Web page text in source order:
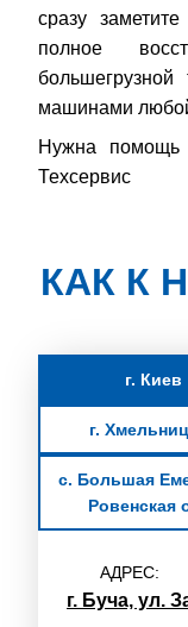
сразу
полное
машинами
Нужна
Техсервис
КАК К
г. Киев
г.
с. Большая
Ровенская
АДРЕС:
г. Буча, ул.